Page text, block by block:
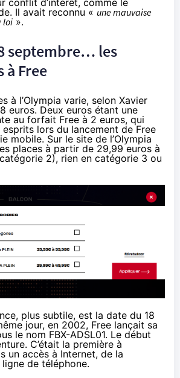
conflit d’intérêt, comme le
. Il avait reconnu « une mauvaise
loi ».
septembre… les
à Free
à l’Olympia varie, selon Xavier
euros. Deux euros étant une
au forfait Free à 2 euros, qui
lors du lancement de Free
mobile. Sur le site de l’Olympia
places à partir de 29,99 euros à
2), rien en catégorie 3 ou
plus subtile, est la date du 18
jour, en 2002, Free lançait sa
le nom FBX-ADSL01. Le début
C’était la première à
un accès à Internet, de la
de téléphone.